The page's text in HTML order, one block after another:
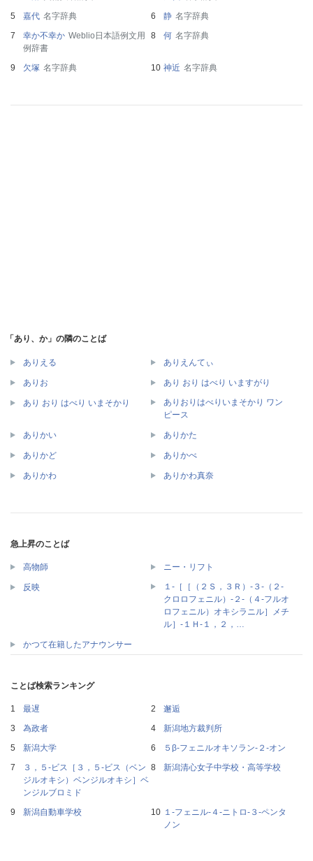
嘉代 名字辞典 静 名字辞典
幸か不幸か Weblio日本語例文用
例辞書
何 名字辞典
欠塚 名字辞典 神近 名字辞典
「あり、か」の隣のことば
ありえる ありえんてぃ
ありお あり おり はべり いますがり
あり おり はべり いまそかり
ありおりはべりいまそかり ワン
ピース
ありかい ありかた
ありかど ありかべ
ありかわ ありかわ真奈
急上昇のことば
高物師 ニー・リフト
反映
１‐［［（２Ｓ，３Ｒ）‐３‐（２‐
クロロフェニル）‐２‐（４‐フルオ
ロフェニル）オキシラニル］メチ
ル］‐１Ｈ‐１，２，…
かつて在籍したアナウンサー
ことば検索ランキング
最遅
邂逅
為政者
新潟地方裁判所
新潟大学
５β‐フェニルオキソラン‐２‐オン
３，５‐ビス［３，５‐ビス（ベン
ジルオキシ）ベンジルオキシ］ベ
ンジルブロミド
新潟清心女子中学校・高等学校
新潟自動車学校
１‐フェニル‐４‐ニトロ‐３‐ペンタ
ノン